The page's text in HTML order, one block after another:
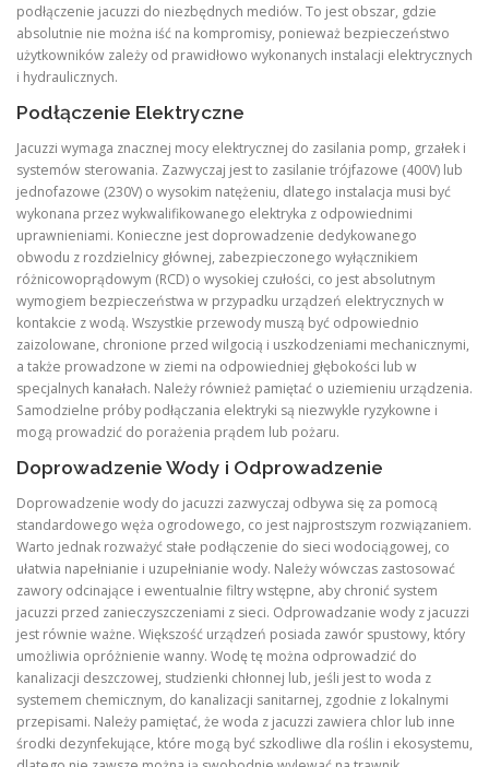
podłączenie jacuzzi do niezbędnych mediów. To jest obszar, gdzie
absolutnie nie można iść na kompromisy, ponieważ bezpieczeństwo
użytkowników zależy od prawidłowo wykonanych instalacji elektrycznych
i hydraulicznych.
Podłączenie Elektryczne
Jacuzzi wymaga znacznej mocy elektrycznej do zasilania pomp, grzałek i
systemów sterowania. Zazwyczaj jest to zasilanie trójfazowe (400V) lub
jednofazowe (230V) o wysokim natężeniu, dlatego instalacja musi być
wykonana przez wykwalifikowanego elektryka z odpowiednimi
uprawnieniami. Konieczne jest doprowadzenie dedykowanego
obwodu z rozdzielnicy głównej, zabezpieczonego wyłącznikiem
różnicowoprądowym (RCD) o wysokiej czułości, co jest absolutnym
wymogiem bezpieczeństwa w przypadku urządzeń elektrycznych w
kontakcie z wodą. Wszystkie przewody muszą być odpowiednio
zaizolowane, chronione przed wilgocią i uszkodzeniami mechanicznymi,
a także prowadzone w ziemi na odpowiedniej głębokości lub w
specjalnych kanałach. Należy również pamiętać o uziemieniu urządzenia.
Samodzielne próby podłączania elektryki są niezwykle ryzykowne i
mogą prowadzić do porażenia prądem lub pożaru.
Doprowadzenie Wody i Odprowadzenie
Doprowadzenie wody do jacuzzi zazwyczaj odbywa się za pomocą
standardowego węża ogrodowego, co jest najprostszym rozwiązaniem.
Warto jednak rozważyć stałe podłączenie do sieci wodociągowej, co
ułatwia napełnianie i uzupełnianie wody. Należy wówczas zastosować
zawory odcinające i ewentualnie filtry wstępne, aby chronić system
jacuzzi przed zanieczyszczeniami z sieci. Odprowadzanie wody z jacuzzi
jest równie ważne. Większość urządzeń posiada zawór spustowy, który
umożliwia opróżnienie wanny. Wodę tę można odprowadzić do
kanalizacji deszczowej, studzienki chłonnej lub, jeśli jest to woda z
systemem chemicznym, do kanalizacji sanitarnej, zgodnie z lokalnymi
przepisami. Należy pamiętać, że woda z jacuzzi zawiera chlor lub inne
środki dezynfekujące, które mogą być szkodliwe dla roślin i ekosystemu,